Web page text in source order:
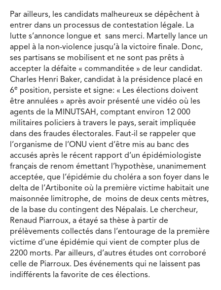
Par ailleurs, les candidats malheureux se dépêchent à
entrer dans un processus de contestation légale. La
lutte s’annonce longue et sans merci. Martelly lance un
appel à la non-violence jusqu’à la victoire finale. Donc,
ses partisans se mobilisent et ne sont pas prêts à
accepter la défaite « commanditée » de leur candidat.
Charles Henri Baker, candidat à la présidence placé en
6e position, persiste et signe: « Les élections doivent
être annulées » après avoir présenté une vidéo où les
agents de la MINUTSAH, comptant environ 12 000
militaires policiers à travers le pays, serait impliquée
dans des fraudes électorales. Faut-il se rappeler que
l’organisme de l’ONU vient d’être mis au banc des
accusés après le récent rapport d’un épidémiologiste
français de renom émettant l’hypothèse, unanimement
acceptée, que l’épidémie du choléra a son foyer dans le
delta de l’Artibonite où la première victime habitait une
maisonnée limitrophe, de moins de deux cents mètres,
de la base du contingent des Népalais. Le chercheur,
Renaud Piarroux, a étayé sa thèse à partir de
prélèvements collectés dans l’entourage de la première
victime d’une épidémie qui vient de compter plus de
2200 morts. Par ailleurs, d’autres études ont corroboré
celle de Piarroux. Des événements qui ne laissent pas
indifférents la favorite de ces élections.